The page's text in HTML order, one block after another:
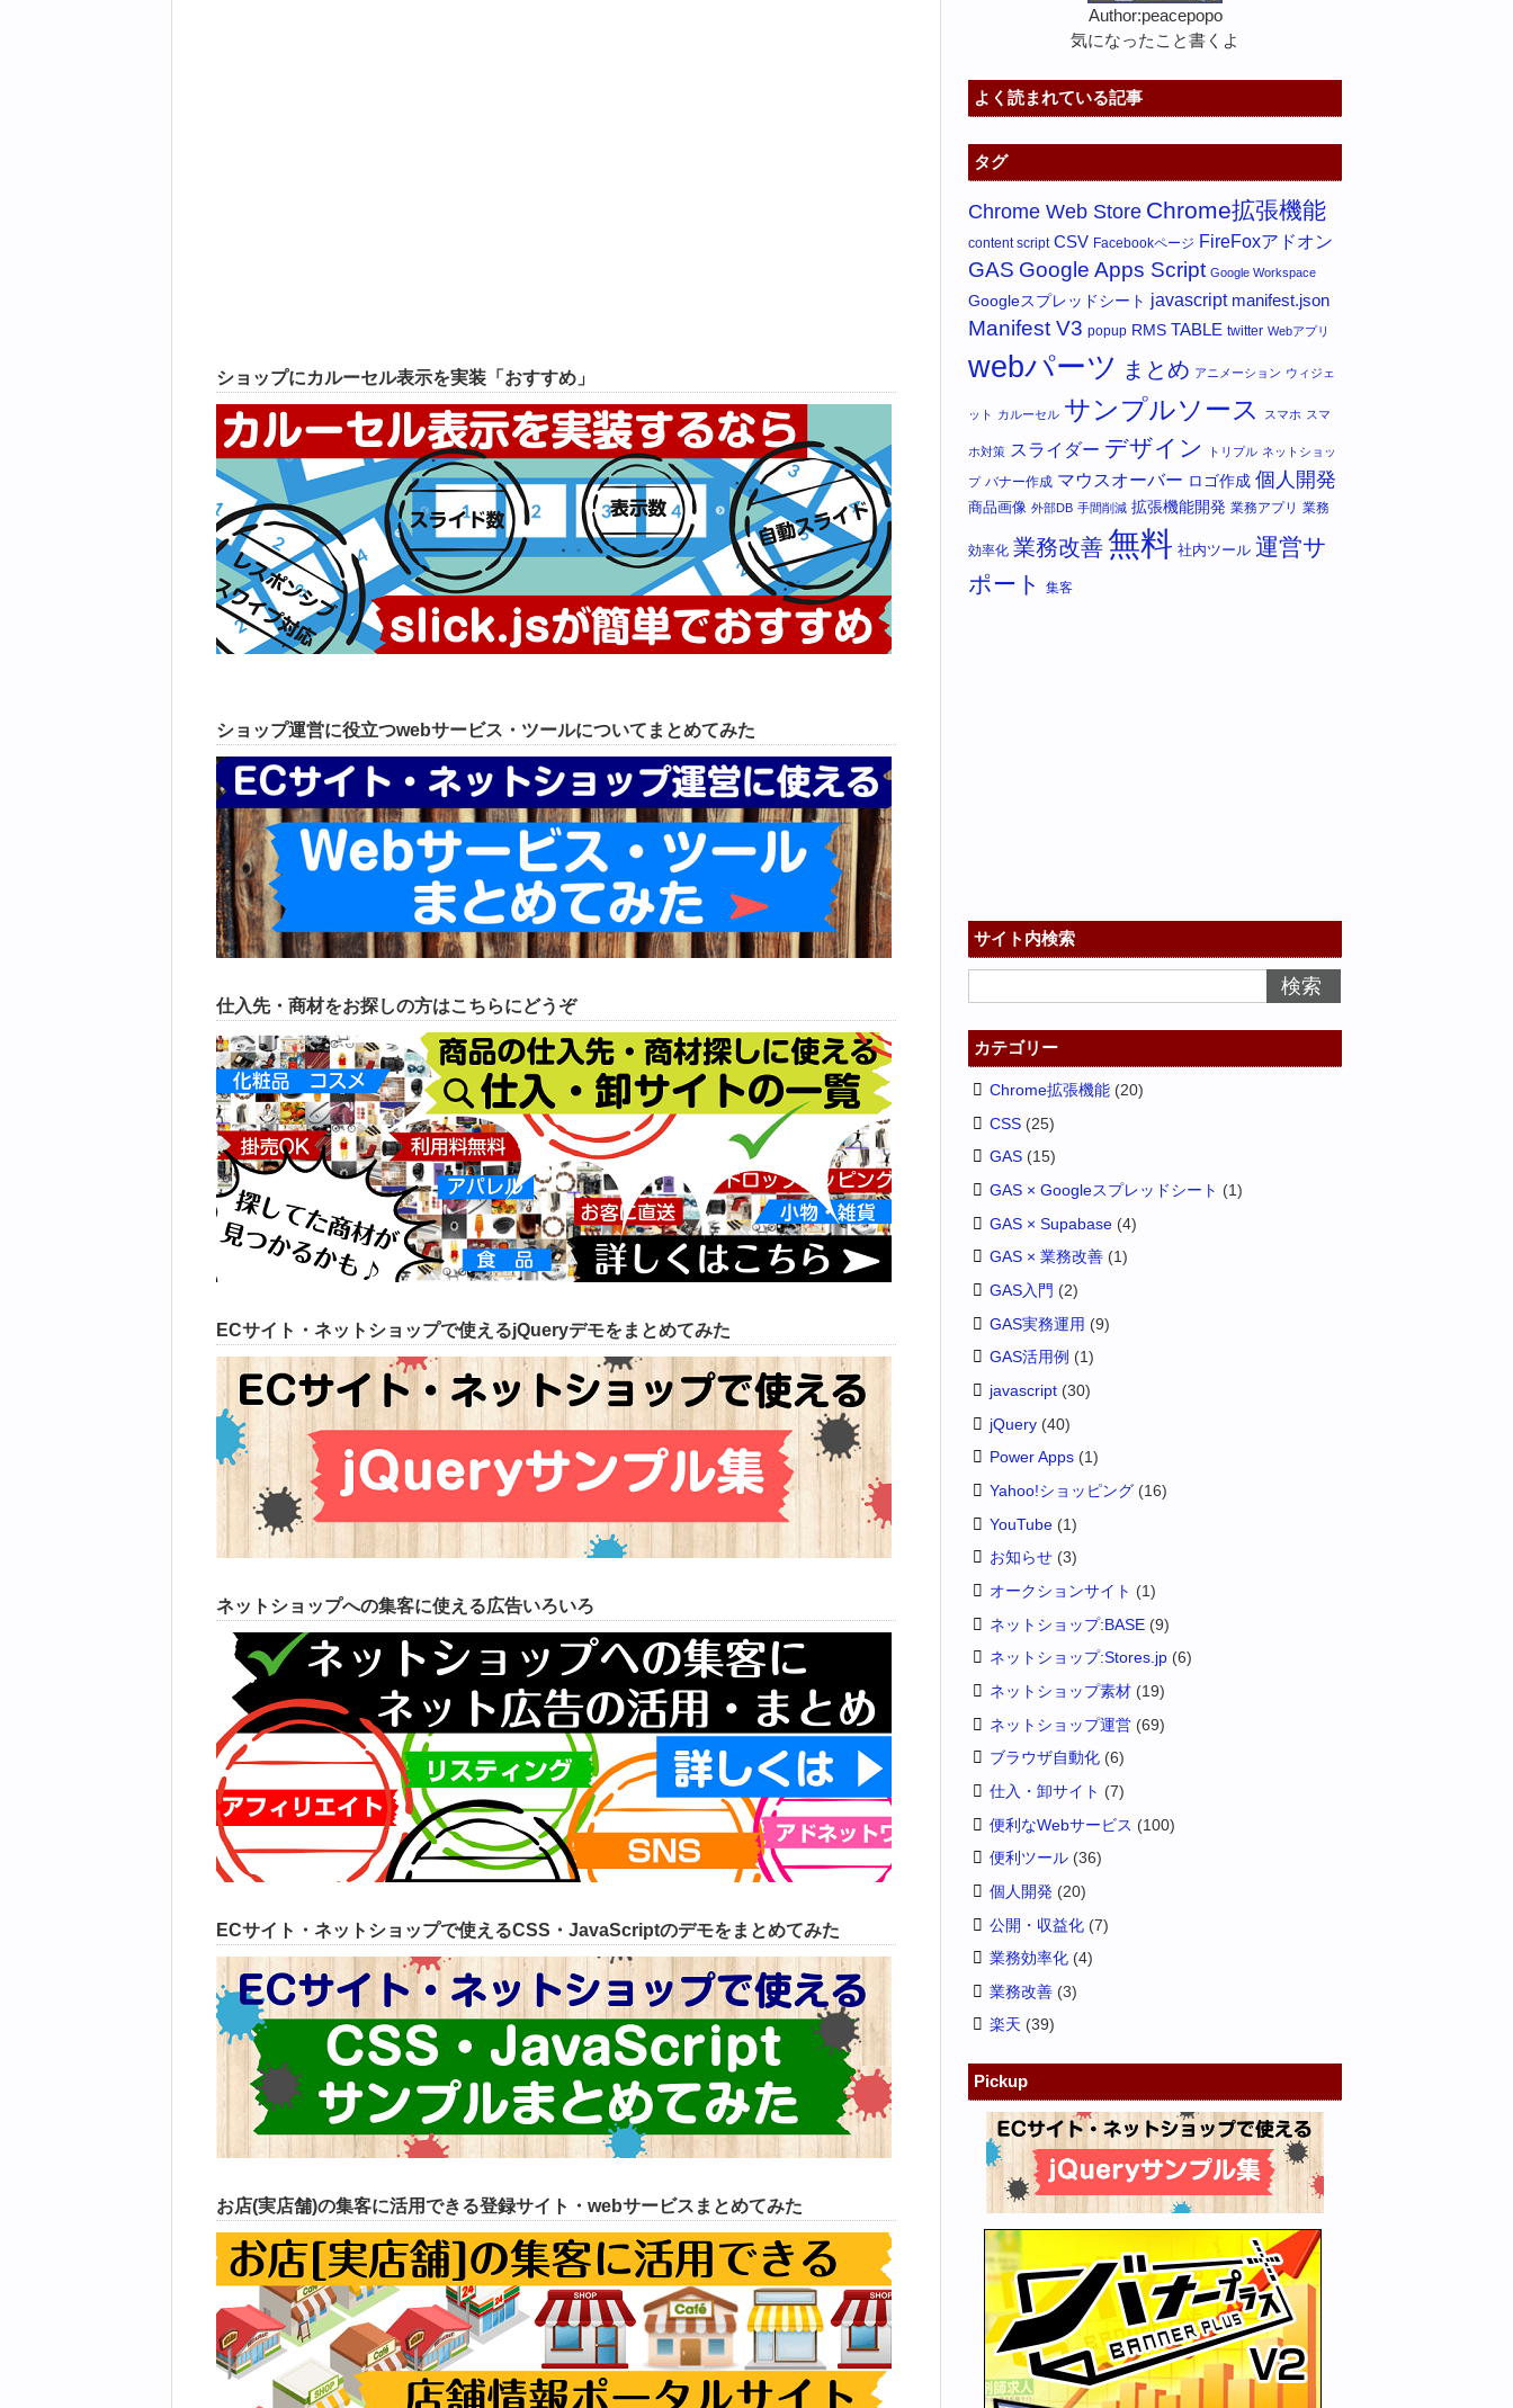
ショップにカルーセル表示を実装「おすすめ」
ショップ運営に役立つwebサービス・ツールについてまとめてみた
仕入先・商材をお探しの方はこちらにどうぞ
ECサイト・ネットショップで使えるjQueryデモをまとめてみた
ネットショップへの集客に使える広告いろいろ
ECサイト・ネットショップで使えるCSS・JavaScriptのデモをまとめてみた
お店(実店舗)の集客に活用できる登録サイト・webサービスまとめてみた
Author:peacepopo
気になったこと書くよ
よく読まれている記事
タグ
Chrome Web Store Chrome拡張機能
content script CSV Facebookページ FireFoxアドオン
GAS Google Apps Script Google Workspace
Googleスプレッドシート javascript manifest.json
Manifest V3 popup RMS TABLE twitter Webアプリ
webパーツ まとめ アニメーション ウィジェ
ット カルーセル サンプルソース スマホ スマ
ホ対策 スライダー デザイン トリプル ネットショッ
プ バナー作成 マウスオーバー ロゴ作成 個人開発
商品画像 外部DB 手間削減 拡張機能開発 業務アプリ 業務
効率化 業務改善無料 社内ツール 運営サ
ポート
集客
サイト内検索
カテゴリー
Chrome拡張機能 (20)
CSS (25)
GAS (15)
GAS × Googleスプレッドシート (1)
GAS × Supabase (4)
GAS × 業務改善 (1)
GAS入門 (2)
GAS実務運用 (9)
GAS活用例 (1)
javascript (30)
jQuery (40)
Power Apps (1)
Yahoo!ショッピング (16)
YouTube (1)
お知らせ (3)
オークションサイト (1)
ネットショップ:BASE (9)
ネットショップ:Stores.jp (6)
ネットショップ素材 (19)
ネットショップ運営 (69)
ブラウザ自動化 (6)
仕入・卸サイト (7)
便利なWebサービス (100)
便利ツール (36)
個人開発 (20)
公開・収益化 (7)
業務効率化 (4)
業務改善 (3)
楽天 (39)
Pickup